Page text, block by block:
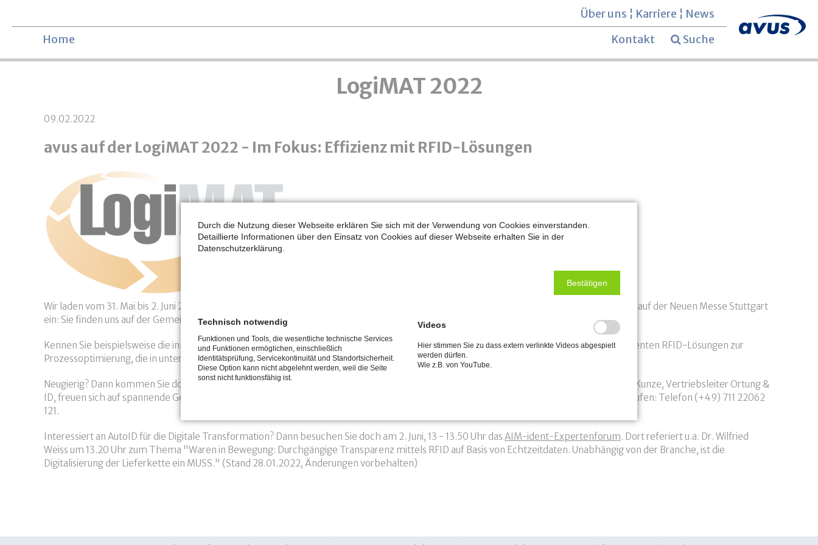
Über uns ¦ Karriere ¦ News
Navigation überspringen
Home Kontakt Suche
LogiMAT 2022
09.02.2022
avus auf der LogiMAT 2022 - Im Fokus: Effizienz mit RFID-Lösungen
Wir laden vom 31. Mai bis 2. Juni 2022 herzlich zur internationalen Fachmesse für Intralogistik-Lösungen und Prozessmanagement LogiMAT auf der Neuen Messe Stuttgart
ein: Sie finden uns auf der Gemeinschaftsfläche des Industrieverbands AIM e.V. in
Halle 4, Stand D05
Kennen Sie beispielsweise die innovative avus RFID-Manschette: das ideale Wearable zur handfreien Kommissionierung? Oder unsere effizienten RFID-Lösungen zur
Prozessoptimierung, die in unterschiedlichsten Branchen im Einsatz sind?
Neugierig? Dann kommen Sie doch zum anregenden Austausch bei uns vorbei: Dr. Wilfried Weiss, Geschäftsführer avus Services, und Lukas Kunze, Vertriebsleiter Ortung &
ID, freuen sich auf spannende Gespräche mit Ihnen. Gerne können Sie bereits im Vorfeld der Messe einen Termin vereinbaren. Einfach anrufen: Telefon (+49) 711 22062
121.
Interessiert an AutoID für die Digitale Transformation? Dann besuchen Sie doch am 2. Juni, 13 - 13.50 Uhr das AIM-ident-Expertenforum. Dort referiert u.a. Dr. Wilfried
Weiss um 13.20 Uhr zum Thema "Waren in Bewegung: Durchgängige Transparenz mittels RFID auf Basis von Echtzeitdaten. Unabhängig von der Branche, ist die
Digitalisierung der Lieferkette ein MUSS." (Stand 28.01.2022, Änderungen vorbehalten)
Durch die Nutzung dieser Webseite erklären Sie sich mit der Verwendung von Cookies einverstanden.
Detaillierte Informationen über den Einsatz von Cookies auf dieser Webseite erhalten Sie in der
Datenschutzerklärung.
Bestätigen
Technisch notwendig
Funktionen und Tools, die wesentliche technische Services
und Funktionen ermöglichen, einschließlich
Identitätsprüfung, Servicekontinuität und Standortsicherheit.
Diese Option kann nicht abgelehnt werden, weil die Seite
sonst nicht funktionsfähig ist.
Videos
Hier stimmen Sie zu dass extern verlinkte Videos abgespielt
werden dürfen.
Wie z.B. von YouTube.